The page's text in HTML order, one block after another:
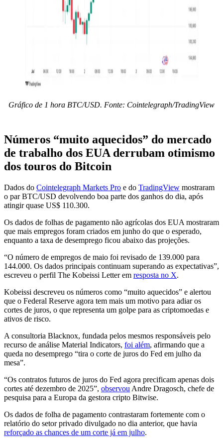
Gráfico de 1 hora BTC/USD. Fonte: Cointelegraph/TradingView
Números “muito aquecidos” do mercado
de trabalho dos EUA derrubam otimismo
dos touros do Bitcoin
Dados do Cointelegraph Markets Pro e do TradingView mostraram
o par BTC/USD devolvendo boa parte dos ganhos do dia, após
atingir quase US$ 110.300.
Os dados de folhas de pagamento não agrícolas dos EUA mostraram
que mais empregos foram criados em junho do que o esperado,
enquanto a taxa de desemprego ficou abaixo das projeções.
“O número de empregos de maio foi revisado de 139.000 para
144.000. Os dados principais continuam superando as expectativas”,
escreveu o perfil The Kobeissi Letter em resposta no X.
Kobeissi descreveu os números como “muito aquecidos” e alertou
que o Federal Reserve agora tem mais um motivo para adiar os
cortes de juros, o que representa um golpe para as criptomoedas e
ativos de risco.
A consultoria Blacknox, fundada pelos mesmos responsáveis pelo
recurso de análise Material Indicators, foi além, afirmando que a
queda no desemprego “tira o corte de juros do Fed em julho da
mesa”.
“Os contratos futuros de juros do Fed agora precificam apenas dois
cortes até dezembro de 2025”, observou Andre Dragosch, chefe de
pesquisa para a Europa da gestora cripto Bitwise.
Os dados de folha de pagamento contrastaram fortemente com o
relatório do setor privado divulgado no dia anterior, que havia
reforçado as chances de um corte já em julho.